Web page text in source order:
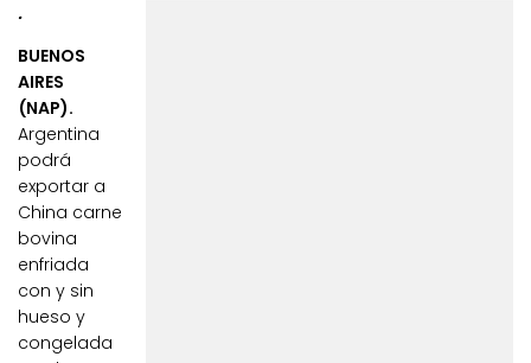
.
BUENOS
AIRES
(NAP).
Argentina
podrá
exportar a
China carne
bovina
enfriada
con y sin
hueso y
congelada